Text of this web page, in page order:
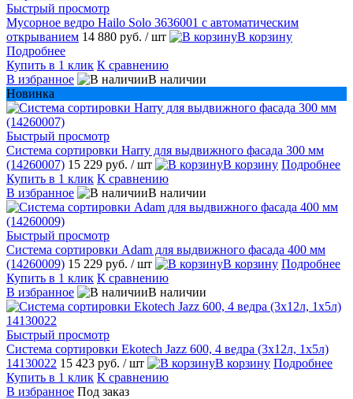
Быстрый просмотр
Мусорное ведро Hailo Solo 3636001 с автоматическим
открыванием 14 880 руб. / шт
В корзину
Подробнее
Купить в 1 клик К сравнению
В избранное
В наличии
Новинка
Быстрый просмотр
Система сортировки Harry для выдвижного фасада 300 мм
(14260007) 15 229 руб. / шт В корзину Подробнее
Купить в 1 клик К сравнению
В избранное
В наличии
Быстрый просмотр
Система сортировки Adam для выдвижного фасада 400 мм
(14260009) 15 229 руб. / шт В корзину Подробнее
Купить в 1 клик К сравнению
В избранное
В наличии
Быстрый просмотр
Система сортировки Ekotech Jazz 600, 4 ведра (3х12л, 1х5л)
14130022 15 423 руб. / шт В корзину Подробнее
Купить в 1 клик К сравнению
В избранное Под заказ